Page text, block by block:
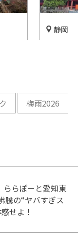
静岡
梅雨2026
ららぽーと愛知東
騰の“ヤバすぎス
せよ！